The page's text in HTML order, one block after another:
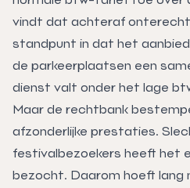
vindt dat achteraf
standpunt in dat het
de parkeerplaatsen een
dienst valt onder het lage
Maar de rechtbank
afzonderlijke prestaties.
festivalbezoekers heeft het
bezocht. Daarom hoeft lang